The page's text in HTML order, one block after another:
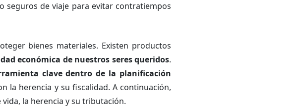
seguros de viaje para evitar contratiempos
bienes materiales. Existen productos
económica de nuestros seres queridos.
clave dentro de la planificación
la herencia y su fiscalidad. A continuación,
la herencia y su tributación.